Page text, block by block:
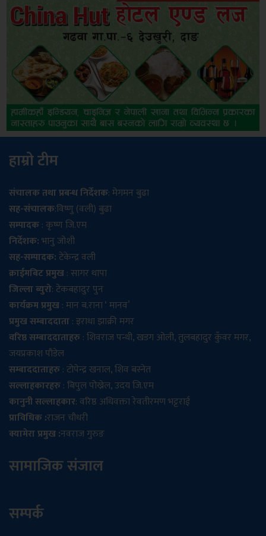
हाम्रो टीम
संचालक तथा प्रबन्ध निर्देशक: मेगमन बुढा
सह-संचालक:विष्णु (वली) बुढा
सम्पादक: कृष्ण जि.एम
निर्देशक:भानु जोशी
सह-सम्पादक:टेकेन्द्र वली
क्राईमबिट प्रमुख: सागर थापा
जिल्ला ब्युरो: टेकबहादुर पुन
कार्यक्रम प्रमुख: मान ब.राना ‘ मानव’
प्रमुख सम्बाददाता: इराधा झाक्री मगर
वरिष्ठ सम्बाददाताहरु: शिवराज पन्थी, खडग ओली, तुलबहादुर कुँवर मगर,
जयप्रकाश पौडेल
सम्बाददाताहरु: टोपेन्द्र खनाल, शिव बस्नेत
सल्लाहकारहरु: बिपुल पोख्रेल, उदय जि.एम
कानुनी सल्लाहकार: वरिष्ठ अधिवक्ता रेवतीरमण भट्टराई
प्राविधिक :राजन चौधरी
क्यामेरा प्रमुख :नवराज गुरुङ
सामाजिक संजाल
सम्पर्क